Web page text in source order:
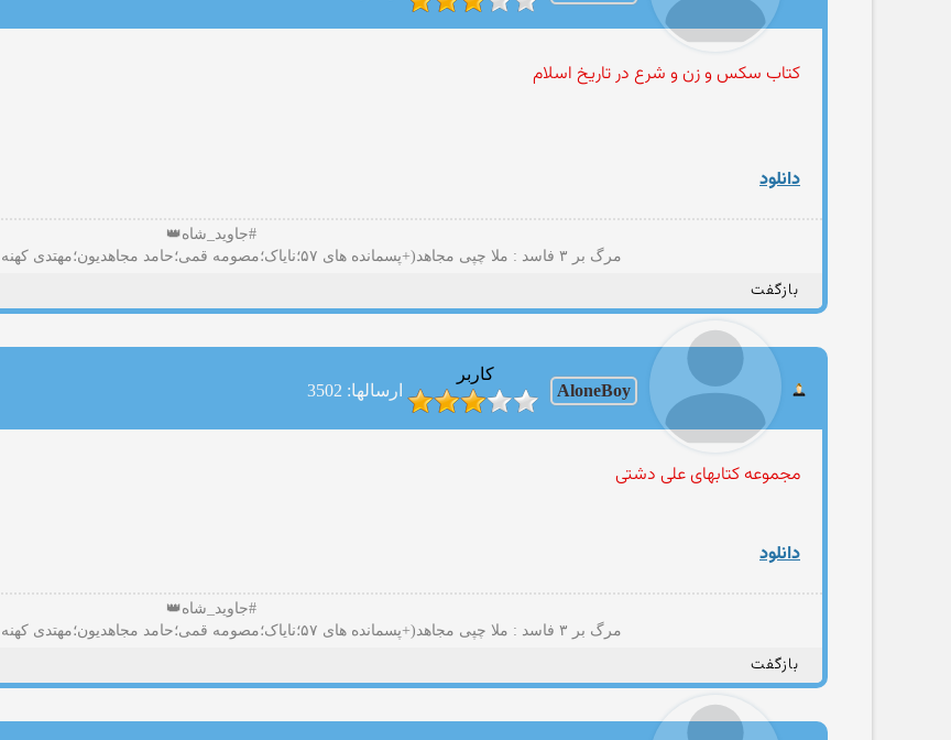
کتاب سکس و زن و شرع در تاریخ اسلام
دانلود
#جاوید_شاه👑
مرگ بر ۳ فاسد : ملا چپی مجاهد(+پسمانده های ۵۷؛نایاک؛مصومه قمی؛حامد مجاهدیون؛مهتدی کهنه تروریست تجزیه طلب و شرکا)
بازگفت
AloneBoy
کاربر
ارسالها: 3502
مجموعه کتابهای علی دشتی
دانلود
#جاوید_شاه👑
مرگ بر ۳ فاسد : ملا چپی مجاهد(+پسمانده های ۵۷؛نایاک؛مصومه قمی؛حامد مجاهدیون؛مهتدی کهنه تروریست تجزیه طلب و شرکا)
بازگفت